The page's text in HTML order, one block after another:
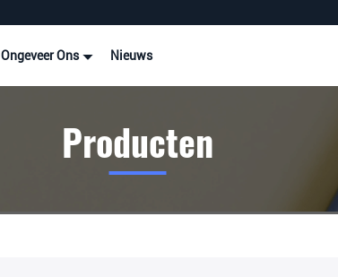
Ongeveer Ons Nieuws
Producten